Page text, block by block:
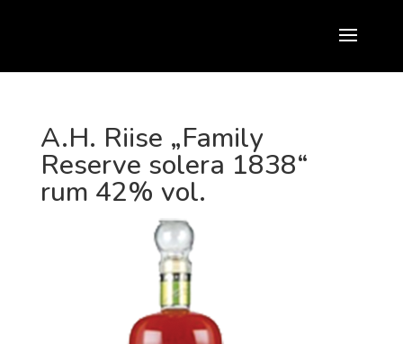
A.H. Riise „Family
Reserve solera 1838“
rum 42% vol.